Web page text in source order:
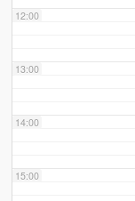
12:00
13:00
14:00
15:00